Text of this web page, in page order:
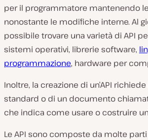
per il programmatore mantenendo
nonostante le modifiche interne. Al
possibile trovare una varietà di API
sistemi operativi, librerie software,
programmazione, hardware per
Inoltre, la creazione di un’API
standard o di un documento
che indica come usare o costruire
Le API sono composte da molte